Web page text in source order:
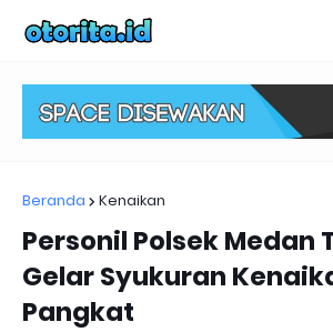
Beranda Kenaikan
Personil Polsek Medan
Gelar Syukuran
Pangkat